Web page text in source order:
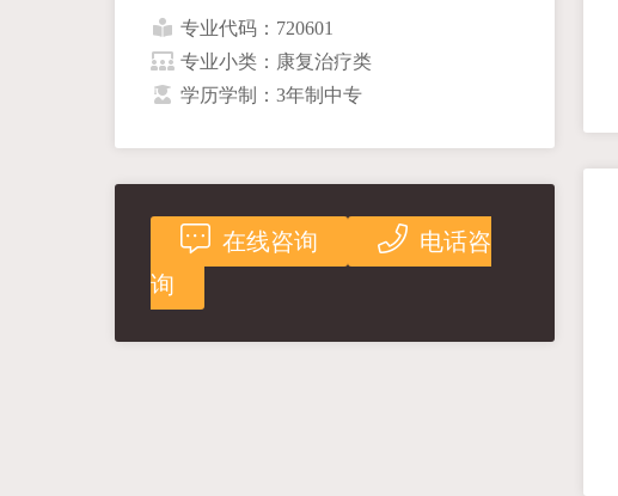
专业代码：720601
专业小类：康复治疗类
学历学制：3年制中专
在线咨询
电话咨
询